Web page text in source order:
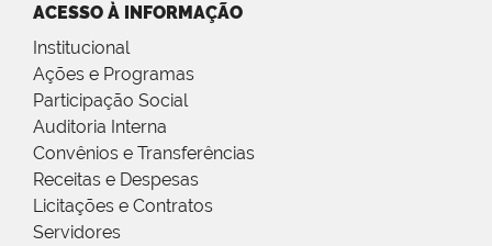
ACESSO À INFORMAÇÃO
Institucional
Ações e Programas
Participação Social
Auditoria Interna
Convênios e Transferências
Receitas e Despesas
Licitações e Contratos
Servidores